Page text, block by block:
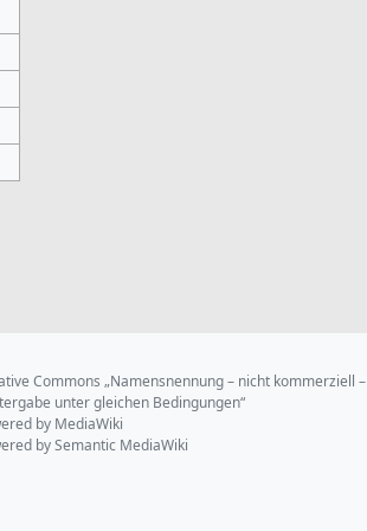
Commons „Namensnennung – nicht kommerziell –
unter gleichen Bedingungen“
by MediaWiki
by Semantic MediaWiki